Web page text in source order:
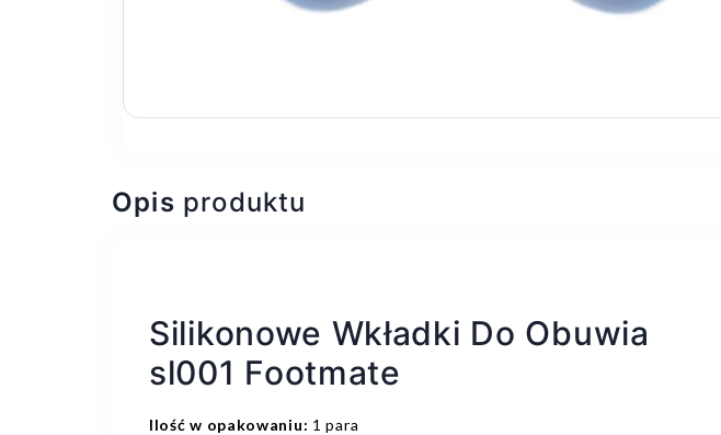
Opis produktu
Silikonowe Wkładki Do Obuwia
sl001 Footmate
Ilość w opakowaniu: 1 para